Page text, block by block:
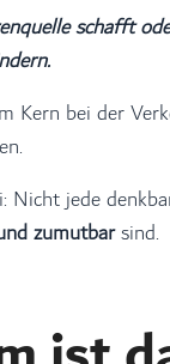
schafft
Kern bei der
jede
zumutbarsind.